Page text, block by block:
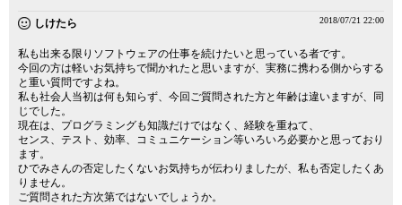
しけたら 2018/07/21 22:00
私も出来る限りソフトウェアの仕事を続けたいと思っている者です。
今回の方は軽いお気持ちで聞かれたと思いますが、実務に携わる側からする
と重い質問ですよね。
私も社会人当初は何も知らず、今回ご質問された方と年齢は違いますが、同
じでした。
現在は、プログラミングも知識だけではなく、経験を重ねて、
センス、テスト、効率、コミュニケーション等いろいろ必要かと思っており
ます。
ひでみさんの否定したくないお気持ちが伝わりましたが、私も否定したくあ
りません。
ご質問された方次第ではないでしょうか。